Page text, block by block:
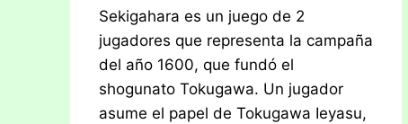
Sekigahara es un juego de 2
jugadores que representa la campaña
del año 1600, que fundó el
shogunato Tokugawa. Un jugador
asume el papel de Tokugawa Ieyasu,